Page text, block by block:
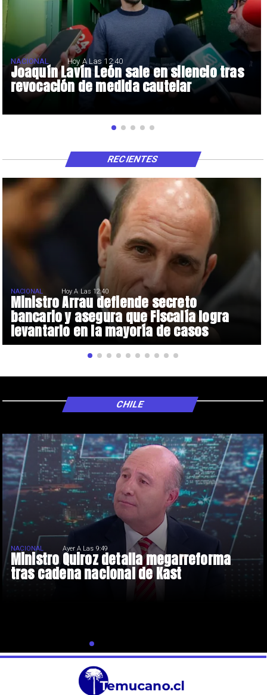
Joaquín Lavín León sale en silencio tras
revocación de medida cautelar
NACIONAL Hoy A Las 12:40
Ministro Arrau defiende secreto
bancario y asegura que Fiscalía logra
levantarlo en la mayoría de casos
NACIONAL Hoy A Las 12:40
RECIENTES
Ministro Quiroz detalla megarreforma
tras cadena nacional de Kast
NACIONAL Ayer A Las 9:49
CHILE